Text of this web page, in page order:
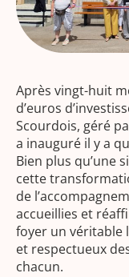
Après vingt-huit
d’euros
Scourdois, géré
a inauguré il y a
Bien plus qu’une
cette
de
accueillies et
foyer un véritable
et respectueux
chacun.